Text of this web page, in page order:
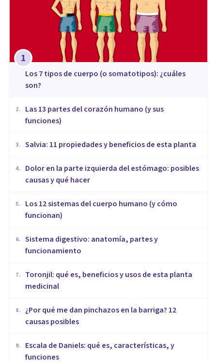
1
​Los 7 tipos de cuerpo (o somatotipos): ¿cuáles
son?
2.
Las 13 partes del corazón humano (y sus
funciones)
3. Salvia: 11 propiedades y beneficios de esta planta
4.
Dolor en la parte izquierda del estómago: posibles
causas y qué hacer
5.
Los 12 sistemas del cuerpo humano (y cómo
funcionan)
6. Sistema digestivo: anatomía, partes y
funcionamiento
7.
Toronjil: qué es, beneficios y usos de esta planta
medicinal
8.
¿Por qué me dan pinchazos en la barriga? 12
causas posibles
9.
Escala de Daniels: qué es, características, y
funciones